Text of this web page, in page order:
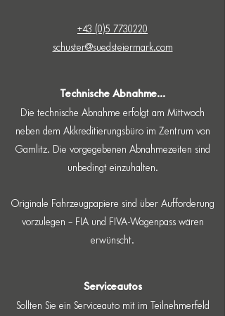
+43 (0)5 7730220
schuster@suedsteiermark.com
Technische Abnahme...
Die technische Abnahme erfolgt am Mittwoch
neben dem Akkreditierungsbüro im Zentrum von
Gamlitz. Die vorgegebenen Abnahmezeiten sind
unbedingt einzuhalten.
Originale Fahrzeugpapiere sind über Aufforderung
vorzulegen – FIA und FIVA-Wagenpass wären
erwünscht.
Serviceautos
Sollten Sie ein Serviceauto mit im Teilnehmerfeld